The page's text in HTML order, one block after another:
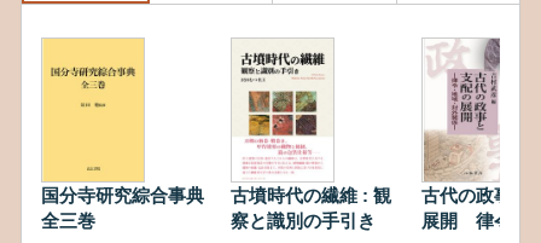
国分寺研究綜合事典
全三巻
古墳時代の繊維 : 観
察と識別の手引き
古代の政事と
展開 律令・